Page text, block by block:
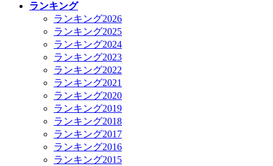
ランキング
ランキング2026
ランキング2025
ランキング2024
ランキング2023
ランキング2022
ランキング2021
ランキング2020
ランキング2019
ランキング2018
ランキング2017
ランキング2016
ランキング2015